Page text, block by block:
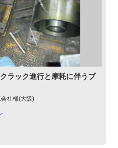
ラック進行と摩耗に伴うブ
社様(大阪)